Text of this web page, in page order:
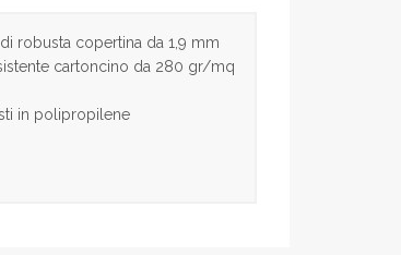
robusta copertina da 1,9 mm
cartoncino da 280 gr/mq
in polipropilene